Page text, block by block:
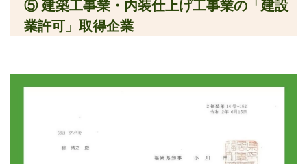
⑤ 建築工事業・内装仕上げ工事業の「建設
業許可」取得企業